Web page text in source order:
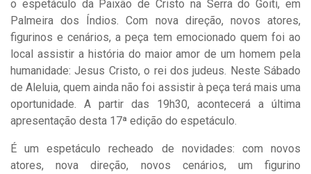
o espetáculo da Paixão de Cristo na Serra do Goiti, em
Palmeira dos Índios. Com nova direção, novos atores,
figurinos e cenários, a peça tem emocionado quem foi ao
local assistir a história do maior amor de um homem pela
humanidade: Jesus Cristo, o rei dos judeus. Neste Sábado
de Aleluia, quem ainda não foi assistir à peça terá mais uma
oportunidade. A partir das 19h30, acontecerá a última
apresentação desta 17ª edição do espetáculo.
É um espetáculo recheado de novidades: com novos
atores, nova direção, novos cenários, um figurino